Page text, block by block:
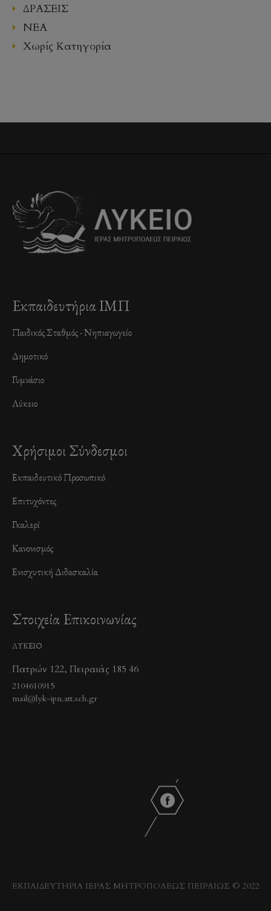
ΔΡΑΣΕΙΣ
ΝΕΑ
Χωρίς Κατηγορία
Εκπαιδευτήρια ΙΜΠ
Παιδικός Σταθμός - Νηπιαγωγείο
Δημοτικό
Γυμνάσιο
Λύκειο
Χρήσιμοι Σύνδεσμοι
Εκπαιδευτικό Προσωπικό
Επιτυχόντες
Γκαλερί
Κανονισμός
Ενισχυτική Διδασκαλία
Στοιχεία Επικοινωνίας
ΛΥΚΕΙΟ
Πατρών 122, Πειραιάς 185 46
2104610915
mail@lyk-ipn.att.sch.gr
ΕΚΠΑΙΔΕΥΤΗΡΙΑ ΙΕΡΑΣ ΜΗΤΡΟΠΟΛΕΩΣ ΠΕΙΡΑΙΩΣ © 2022